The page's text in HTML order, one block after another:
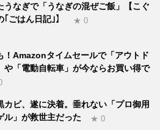
うなぎで「うなぎの混ぜご飯」【こぐ
ごはん日記｣】
★ 0
！Amazonタイムセールで「アウトド
や「電動自転車」が今ならお買い得で
カビ、遂に決着。垂れない「プロ御用
ル」が救世主だった
★ 0